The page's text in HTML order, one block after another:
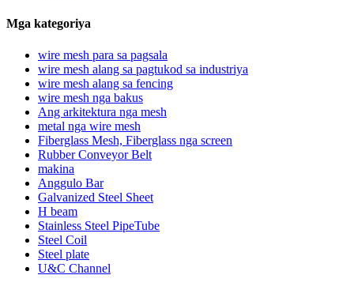
Mga kategoriya
wire mesh para sa pagsala
wire mesh alang sa pagtukod sa industriya
wire mesh alang sa fencing
wire mesh nga bakus
Ang arkitektura nga mesh
metal nga wire mesh
Fiberglass Mesh, Fiberglass nga screen
Rubber Conveyor Belt
makina
Anggulo Bar
Galvanized Steel Sheet
H beam
Stainless Steel PipeTube
Steel Coil
Steel plate
U&C Channel